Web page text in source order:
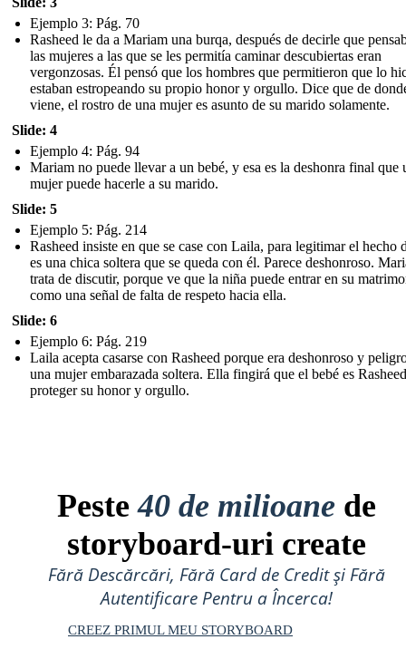
Ejemplo 3: Pág. 70
Rasheed le da a Mariam una burqa, después de decirle que
las mujeres a las que se les permitía caminar descubiertas eran
vergonzosas. Él pensó que los hombres que permitieron que lo
estaban estropeando su propio honor y orgullo. Dice que de
viene, el rostro de una mujer es asunto de su marido solamente.
Slide: 4
Ejemplo 4: Pág. 94
Mariam no puede llevar a un bebé, y esa es la deshonra final que
mujer puede hacerle a su marido.
Slide: 5
Ejemplo 5: Pág. 214
Rasheed insiste en que se case con Laila, para legitimar el hecho
es una chica soltera que se queda con él. Parece deshonroso.
trata de discutir, porque ve que la niña puede entrar en su
como una señal de falta de respeto hacia ella.
Slide: 6
Ejemplo 6: Pág. 219
Laila acepta casarse con Rasheed porque era deshonroso y
una mujer embarazada soltera. Ella fingirá que el bebé es
proteger su honor y orgullo.
Peste40 de milioane de
storyboard-uri create
Fără Descărcări, Fără Card de Credit și Fără
Autentificare Pentru a Încerca!
CREEZ PRIMUL MEU STORYBOARD